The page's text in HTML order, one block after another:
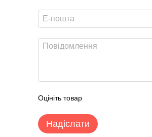
Оцініть товар
Надіслати